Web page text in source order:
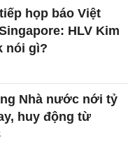
họp báo Việt
HLV Kim
nói gì?
Nhà nước nới tỷ
huy động từ